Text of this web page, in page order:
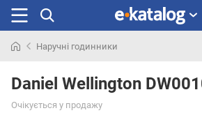
раніше
Наручні годинники
Daniel Wellington
Очікується у продажу